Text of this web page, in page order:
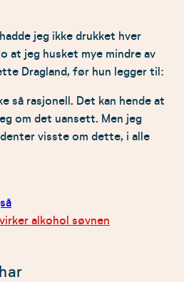
jeg ikke drukket hver
at jeg husket mye mindre av
Dragland, før hun legger til:
så rasjonell. Det kan hende at
om det uansett. Men jeg
visste om dette, i alle
alkohol søvnen